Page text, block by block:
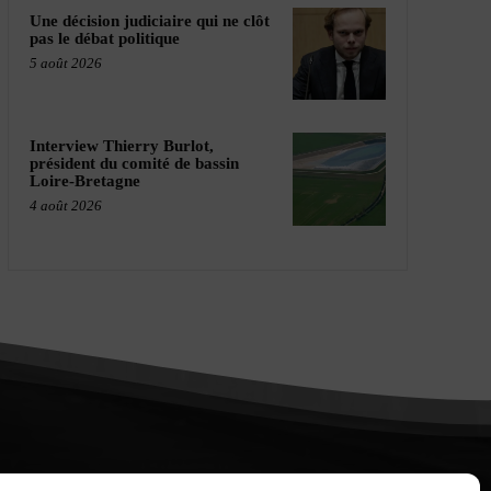
Une décision judiciaire qui ne clôt
pas le débat politique
5 août 2026
Interview Thierry Burlot,
président du comité de bassin
Loire-Bretagne
4 août 2026